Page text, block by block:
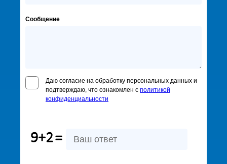
Сообщение
Даю согласие на обработку персональных данных и
подтверждаю, что ознакомлен с политикой
конфиденциальности
9+2=